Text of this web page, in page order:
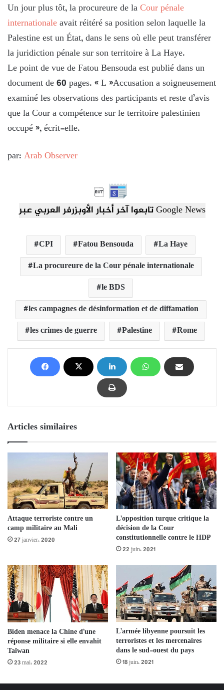
Un jour plus tôt, la procureure de laCour pénale
internationaleavait réitéré sa position selon laquelle la
Palestine est un État, dans le sens où elle peut transférer
la juridiction pénale sur son territoire à La Haye.
Le point de vue de Fatou Bensouda est publié dans un
document de 60 pages. « L »Accusation a soigneusement
examiné les observations des participants et reste d’avis
que la Cour a compétence sur le territoire palestinien
occupé », écrit-elle.
par: Arab Observer

تابعوا آخر أخبار الأوبزرفر العربي عبر Google News
CPI Fatou Bensouda
La Haye
La procureure de la Cour pénale internationale
le BDS
les campagnes de désinformation et de diffamation
les crimes de guerre
Palestine Rome
Articles similaires
Attaque terroriste contre un
camp militaire au Mali
27 janvier، 2020
L’opposition turque critique la
décision de la Cour
constitutionnelle contre le HDP
22 juin، 2021
Biden menace la Chine d’une
réponse militaire si elle envahit
Taïwan
23 mai، 2022
L’armée libyenne poursuit les
terroristes et les mercenaires
dans le sud-ouest du pays
18 juin، 2021